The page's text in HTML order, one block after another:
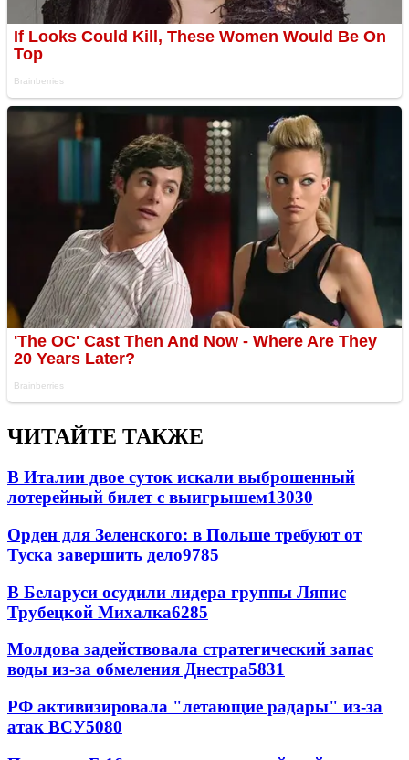
ЧИТАЙТЕ ТАКЖЕ
В Италии двое суток искали выброшенный
лотерейный билет с выигрышем13030
Орден для Зеленского: в Польше требуют от
Туска завершить дело9785
В Беларуси осудили лидера группы Ляпис
Трубецкой Михалка6285
Молдова задействовала стратегический запас
воды из-за обмеления Днестра5831
РФ активизировала "летающие радары" из-за
атак ВСУ5080